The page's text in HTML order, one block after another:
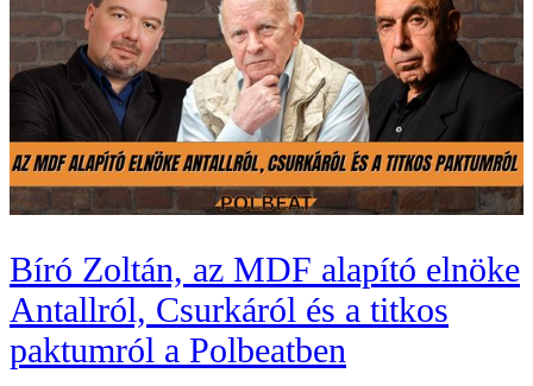
Bíró Zoltán, az MDF alapító elnöke
Antallról, Csurkáról és a titkos
paktumról a Polbeatben